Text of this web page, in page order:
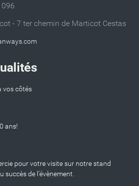
- 7 ter chemin de Marticot Cestas
vos côtés
ans!
pour votre visite sur notre stand
de l’évènement.